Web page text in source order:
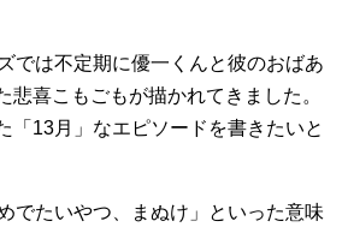
では不定期に優一くんと彼のおばあ
悲喜こもごもが描かれてきました。
「13月」なエピソードを書きたいと
でたいやつ、まぬけ」といった意味